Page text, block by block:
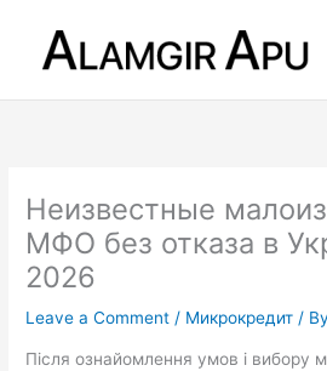
content
Неизвестные
МФО без отказа в
2026
Leave a Comment / Микрокредит /
Після ознайомлення умов і вибору